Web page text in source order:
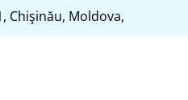
Chişinău, Moldova,